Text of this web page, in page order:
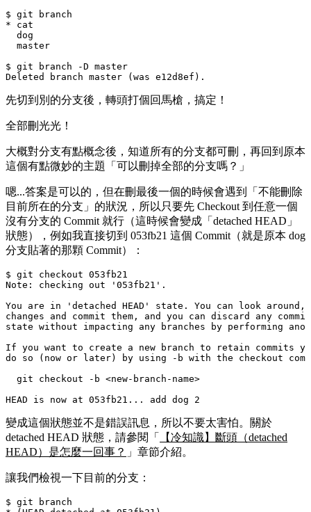
$ git branch
* cat
  dog
  master
$ git branch -D master
先切到別的分支後，轉頭打個回馬槍，搞定！
全部刪光光！
大概對分支有點概念後，知道所有的分支都可刪，再回到原本
這個有點微妙的主題「可以刪掉全部的分支嗎？」
嗯...答案是可以的，但在刪最後一個的時候會遇到「不能刪除
目前所在的分支」的狀況，所以只要先 Checkout 到任意一個
沒有分支的 Commit 就行（這時候會變成「detached HEAD」
狀態），例如我直接切到 053fb21 這個 Commit（就是原本 dog
分支貼著的那顆 Commit）：
$ git checkout 053fb21
Note: checking out '053fb21'.
You are in 'detached HEAD' state. You can look around,
changes and commit them, and you can discard any
state without impacting any branches by performing
If you want to create a new branch to retain commits
do so (now or later) by using -b with the checkout
  git checkout -b <new-branch-name>
變成這個狀態並不是錯誤訊息，所以不要太害怕。關於
detached HEAD 狀態，請參閱「
【冷知識】斷頭（detached
HEAD）是怎麼一回事？ 」章節介紹。
讓我們檢視一下目前的分支：
$ git branch